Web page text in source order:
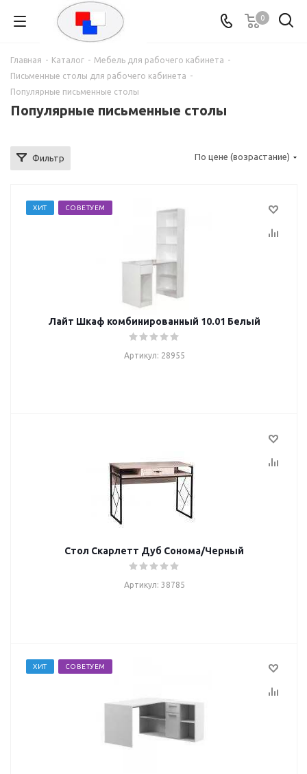
0
Главная - Каталог - Мебель для рабочего кабинета -
Письменные столы для рабочего кабинета -
Популярные письменные столы
Популярные письменные столы
Фильтр По цене (возрастание)
ХИТ СОВЕТУЕМ
Лайт Шкаф комбинированный 10.01 Белый
Артикул: 28955
Стол Скарлетт Дуб Сонома/Черный
Артикул: 38785
ХИТ СОВЕТУЕМ